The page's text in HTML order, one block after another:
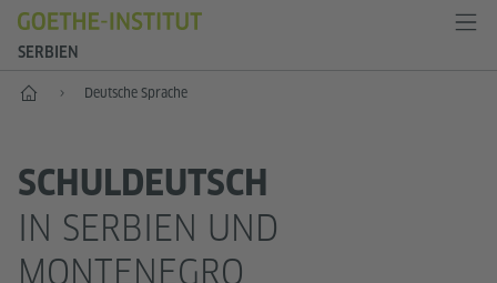
SERBIEN
Start Deutsche Sprache
SCHULDEUTSCH
IN SERBIEN UND
MONTENEGRO